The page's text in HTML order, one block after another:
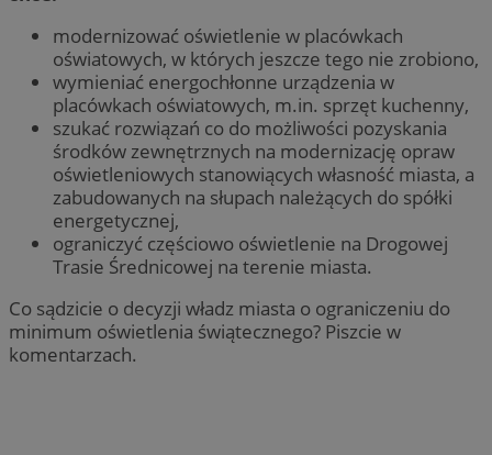
modernizować oświetlenie w placówkach
oświatowych, w których jeszcze tego nie zrobiono,
wymieniać energochłonne urządzenia w
placówkach oświatowych, m.in. sprzęt kuchenny,
szukać rozwiązań co do możliwości pozyskania
środków zewnętrznych na modernizację opraw
oświetleniowych stanowiących własność miasta, a
zabudowanych na słupach należących do spółki
energetycznej,
ograniczyć częściowo oświetlenie na Drogowej
Trasie Średnicowej na terenie miasta.
Co sądzicie o decyzji władz miasta o ograniczeniu do
minimum oświetlenia świątecznego? Piszcie w
komentarzach.